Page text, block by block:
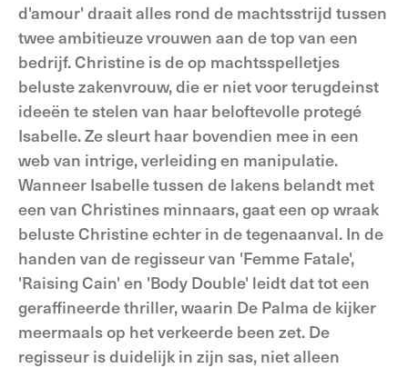
d'amour' draait alles rond de machtsstrijd tussen
twee ambitieuze vrouwen aan de top van een
bedrijf. Christine is de op machtsspelletjes
beluste zakenvrouw, die er niet voor terugdeinst
ideeën te stelen van haar beloftevolle protegé
Isabelle. Ze sleurt haar bovendien mee in een
web van intrige, verleiding en manipulatie.
Wanneer Isabelle tussen de lakens belandt met
een van Christines minnaars, gaat een op wraak
beluste Christine echter in de tegenaanval. In de
handen van de regisseur van 'Femme Fatale',
'Raising Cain' en 'Body Double' leidt dat tot een
geraffineerde thriller, waarin De Palma de kijker
meermaals op het verkeerde been zet. De
regisseur is duidelijk in zijn sas, niet alleen